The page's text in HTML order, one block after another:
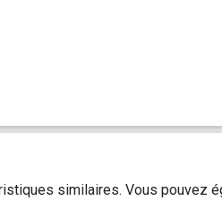
similaires. Vous pouvez